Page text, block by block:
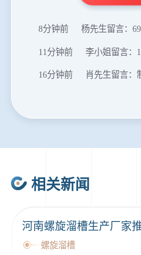
陈先生留言：每小时100
8分钟前 杨先生留言：69鄂破每
11分钟前 李小姐留言：100
16分钟前 肖先生留言：制砂用球
24分钟前 朱先生留言：制
1分钟前 谢先生留言：球磨机
相关新闻
河南螺旋溜槽生产厂家
螺旋溜槽